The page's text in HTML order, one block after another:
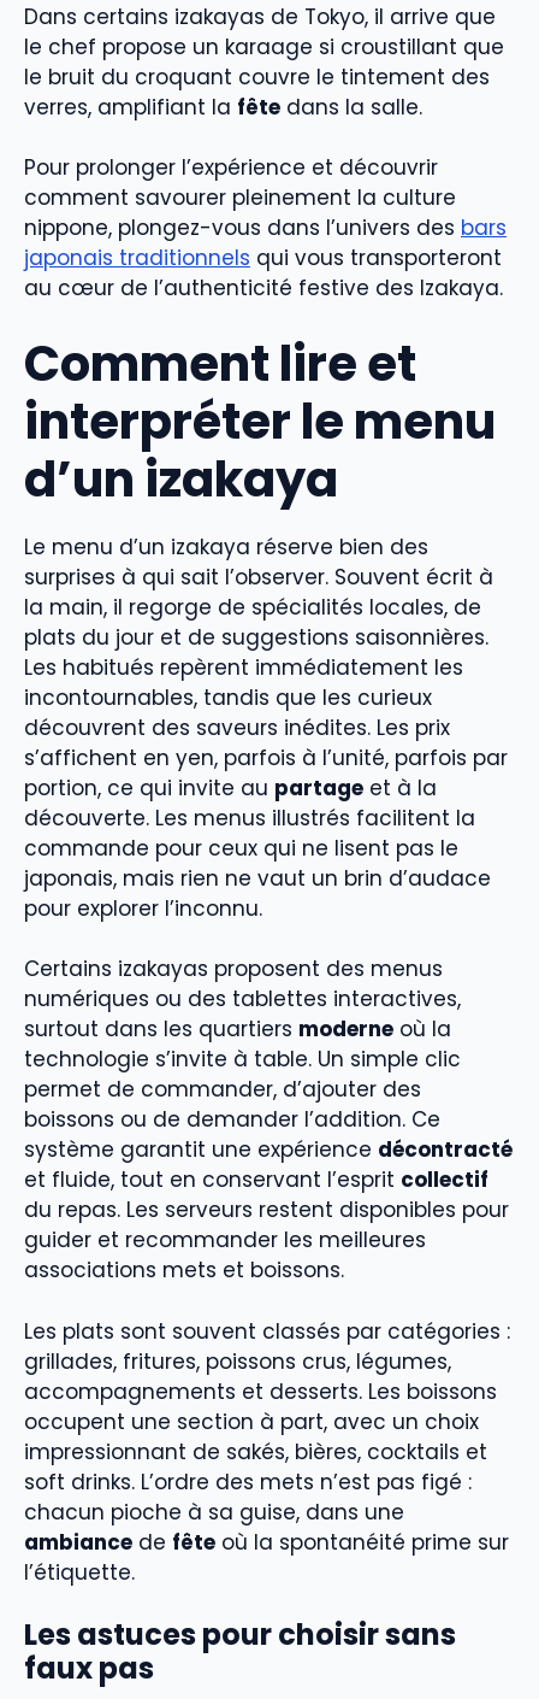
Dans certains izakayas de Tokyo, il arrive que
le chef propose un karaage si croustillant que
le bruit du croquant couvre le tintement des
verres, amplifiant la fête dans la salle.
Pour prolonger l’expérience et découvrir
comment savourer pleinement la culture
nippone, plongez-vous dans l’univers des bars
japonais traditionnels qui vous transporteront
au cœur de l’authenticité festive des Izakaya.
Comment lire et
interpréter le menu
d’un izakaya
Le menu d’un izakaya réserve bien des
surprises à qui sait l’observer. Souvent écrit à
la main, il regorge de spécialités locales, de
plats du jour et de suggestions saisonnières.
Les habitués repèrent immédiatement les
incontournables, tandis que les curieux
découvrent des saveurs inédites. Les prix
s’affichent en yen, parfois à l’unité, parfois par
portion, ce qui invite au partage et à la
découverte. Les menus illustrés facilitent la
commande pour ceux qui ne lisent pas le
japonais, mais rien ne vaut un brin d’audace
pour explorer l’inconnu.
Certains izakayas proposent des menus
numériques ou des tablettes interactives,
surtout dans les quartiers moderne où la
technologie s’invite à table. Un simple clic
permet de commander, d’ajouter des
boissons ou de demander l’addition. Ce
système garantit une expérience décontracté
et fluide, tout en conservant l’esprit collectif
du repas. Les serveurs restent disponibles pour
guider et recommander les meilleures
associations mets et boissons.
Les plats sont souvent classés par catégories :
grillades, fritures, poissons crus, légumes,
accompagnements et desserts. Les boissons
occupent une section à part, avec un choix
impressionnant de sakés, bières, cocktails et
soft drinks. L’ordre des mets n’est pas figé :
chacun pioche à sa guise, dans une
ambiance de fête où la spontanéité prime sur
l’étiquette.
Les astuces pour choisir sans
faux pas